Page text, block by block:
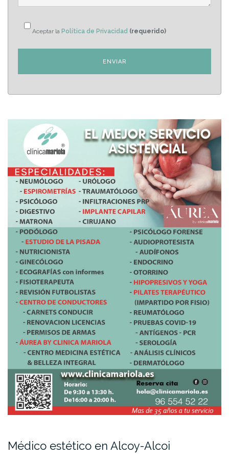
Aceptar la Política de Privacidad (requerido)
Médico estético en Alcoy-Alcoi